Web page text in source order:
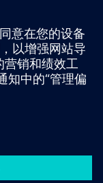
威胁，必须实施
素。有关工业安全